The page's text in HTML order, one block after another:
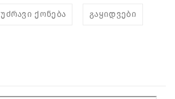
უძრავი ქონება გაყიდვები